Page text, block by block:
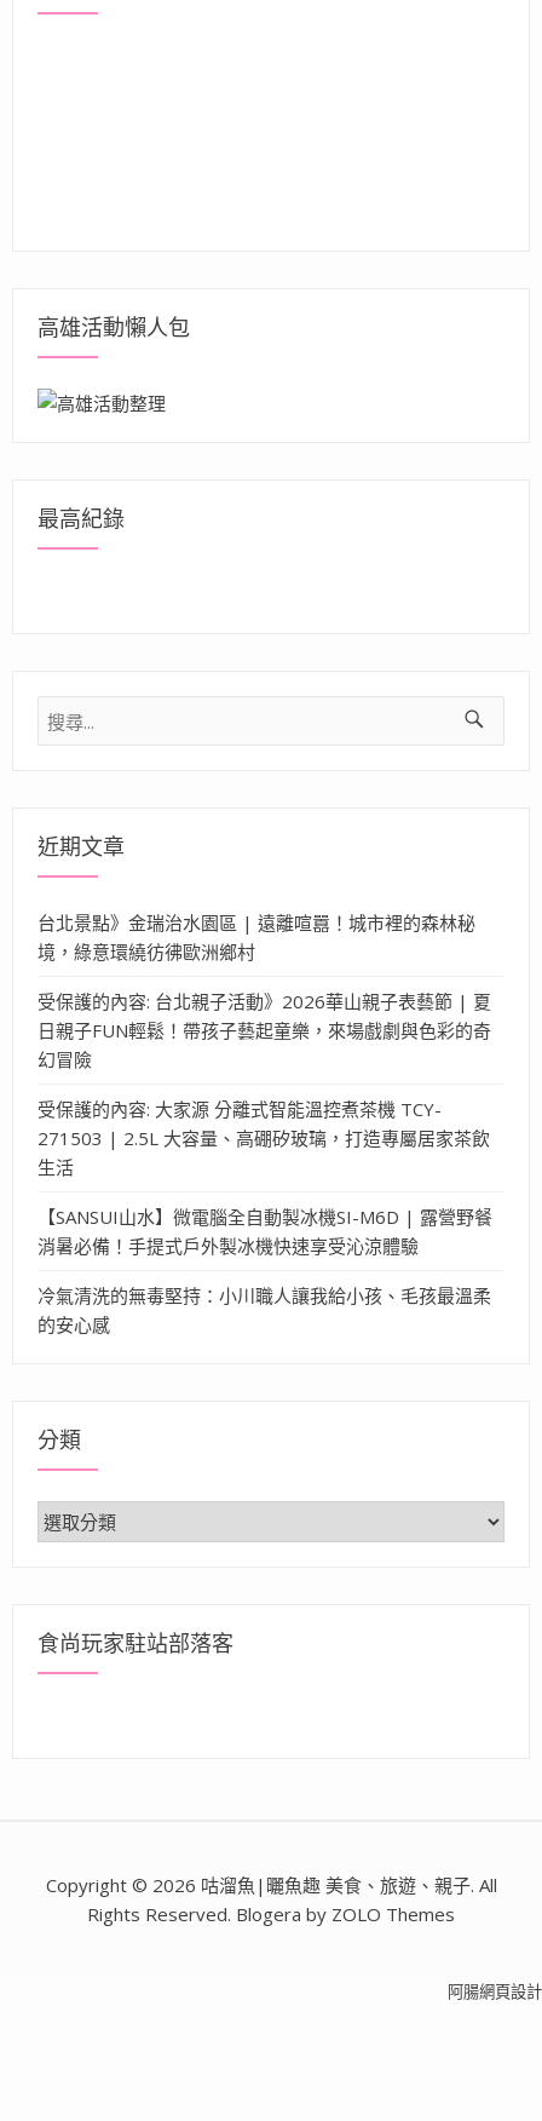
高雄活動懶人包
最高紀錄
搜
尋
近期文章
台北景點》金瑞治水園區 | 遠離喧囂！城市裡的森林秘
境，綠意環繞彷彿歐洲鄉村
受保護的內容: 台北親子活動》2026華山親子表藝節 | 夏
日親子FUN輕鬆！帶孩子藝起童樂，來場戲劇與色彩的奇
幻冒險
受保護的內容: 大家源 分離式智能溫控煮茶機 TCY-
271503 | 2.5L 大容量、高硼矽玻璃，打造專屬居家茶飲
生活
【SANSUI山水】微電腦全自動製冰機SI-M6D | 露營野餐
消暑必備！手提式戶外製冰機快速享受沁涼體驗
冷氣清洗的無毒堅持：小川職人讓我給小孩、毛孩最溫柔
的安心感
分類
分
類
食尚玩家駐站部落客
Copyright © 2026 咕溜魚|曬魚趣 美食、旅遊、親子. All
Rights Reserved. Blogera by ZOLO Themes
阿腸網頁設計